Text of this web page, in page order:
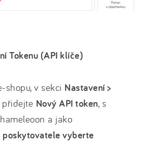
Tokenu (API klíče)
shopu, v sekci Nastavení >
přidejte Nový API token, s
a jako
poskytovatele vyberte